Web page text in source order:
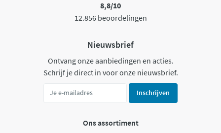
8,8/10
12.856 beoordelingen
Nieuwsbrief
Ontvang onze aanbiedingen en acties.
Schrijf je direct in voor onze nieuwsbrief.
Inschrijven
Ons assortiment